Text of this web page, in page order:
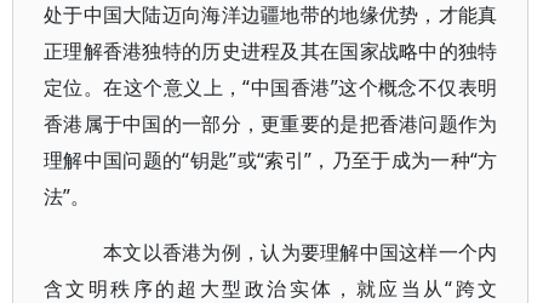
处于中国大陆迈向海洋边疆地带的地缘优势，才能真
正理解香港独特的历史进程及其在国家战略中的独特
定位。在这个意义上，“中国香港”这个概念不仅表明
香港属于中国的一部分，更重要的是把香港问题作为
理解中国问题的“钥匙”或“索引”，乃至于成为一种“方
法”。
本文以香港为例，认为要理解中国这样一个内
含文明秩序的超大型政治实体，就应当从“跨文